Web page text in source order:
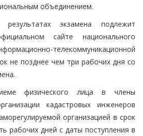
объединением.
экзамена подлежит
сайте национального
телекоммуникационной
не позднее чем три рабочих дня со
физического лица в члены
кадастровых инженеров
организацией в срок
рабочих дней с даты поступления в